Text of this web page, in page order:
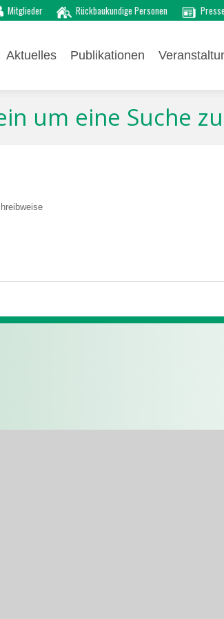
Mitglieder Rückbaukundige Personen Presse
Aktuelles Publikationen
um eine Suche